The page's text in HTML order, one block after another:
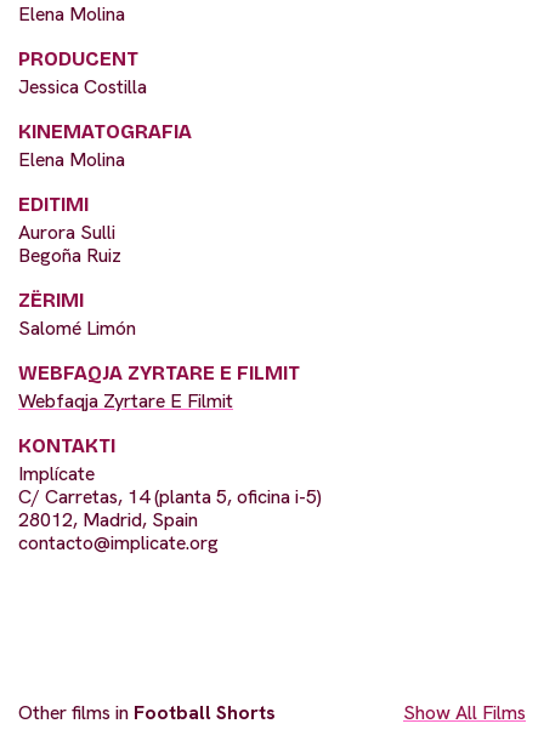
Elena Molina
PRODUCENT
Jessica Costilla
KINEMATOGRAFIA
Elena Molina
EDITIMI
Aurora Sulli
Begoña Ruiz
ZËRIMI
Salomé Limón
WEBFAQJA ZYRTARE E FILMIT
Webfaqja Zyrtare E Filmit
KONTAKTI
Implícate
C/ Carretas, 14 (planta 5, oficina i-5)
28012, Madrid, Spain
contacto@implicate.org
Other films in Football Shorts Show All Films